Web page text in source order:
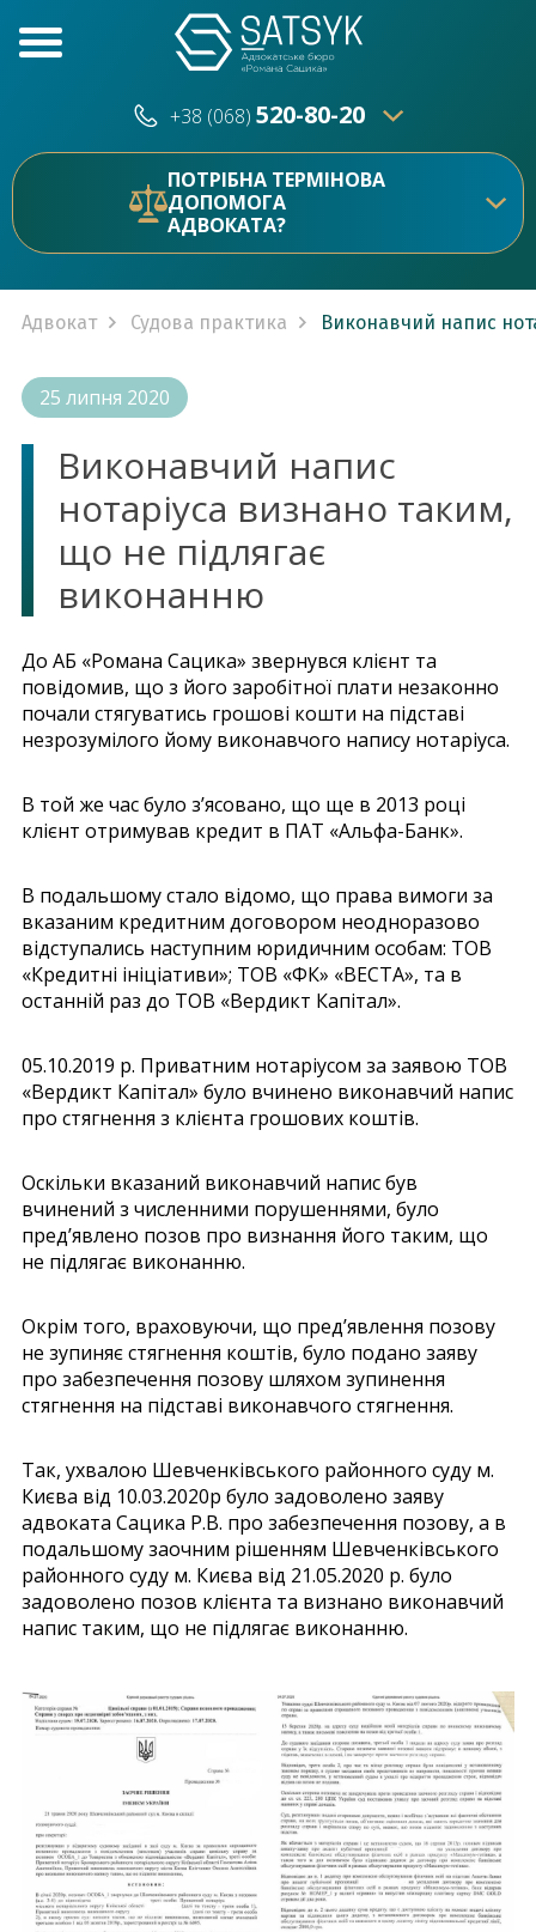
+38 (068) 520-80-20
520-80-20
ПОТРІБНА ТЕРМІНОВА
ДОПОМОГА
АДВОКАТА?
Адвокат Судова практика Виконавчий напис
25 липня 2020
Виконавчий напис
нотаріуса визнано таким,
що не підлягає
виконанню
До АБ «Романа Сацика» звернувся клієнт та
повідомив, що з його заробітної плати незаконно
почали стягуватись грошові кошти на підставі
незрозумілого йому виконавчого напису нотаріуса.
В той же час було з’ясовано, що ще в 2013 році
клієнт отримував кредит в ПАТ «Альфа-Банк».
В подальшому стало відомо, що права вимоги за
вказаним кредитним договором неодноразово
відступались наступним юридичним особам: ТОВ
«Кредитні ініціативи»; ТОВ «ФК» «ВЕСТА», та в
останній раз до ТОВ «Вердикт Капітал».
05.10.2019 р. Приватним нотаріусом за заявою ТОВ
«Вердикт Капітал» було вчинено виконавчий напис
про стягнення з клієнта грошових коштів.
Оскільки вказаний виконавчий напис був
вчинений з численними порушеннями, було
пред’явлено позов про визнання його таким, що
не підлягає виконанню.
Окрім того, враховуючи, що пред’явлення позову
не зупиняє стягнення коштів, було подано заяву
про забезпечення позову шляхом зупинення
стягнення на підставі виконавчого стягнення.
Так, ухвалою Шевченківського районного суду м.
Києва від 10.03.2020р було задоволено заяву
адвоката Сацика Р.В. про забезпечення позову, а в
подальшому заочним рішенням Шевченківського
районного суду м. Києва від 21.05.2020 р. було
задоволено позов клієнта та визнано виконавчий
напис таким, що не підлягає виконанню.